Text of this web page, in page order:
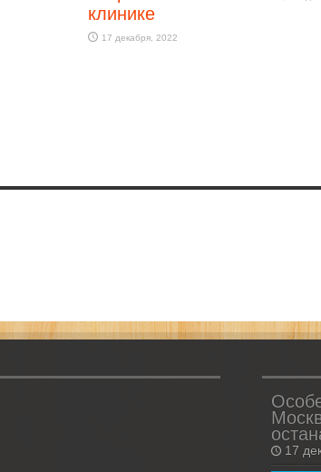
клинике
17 декабря, 2022
17